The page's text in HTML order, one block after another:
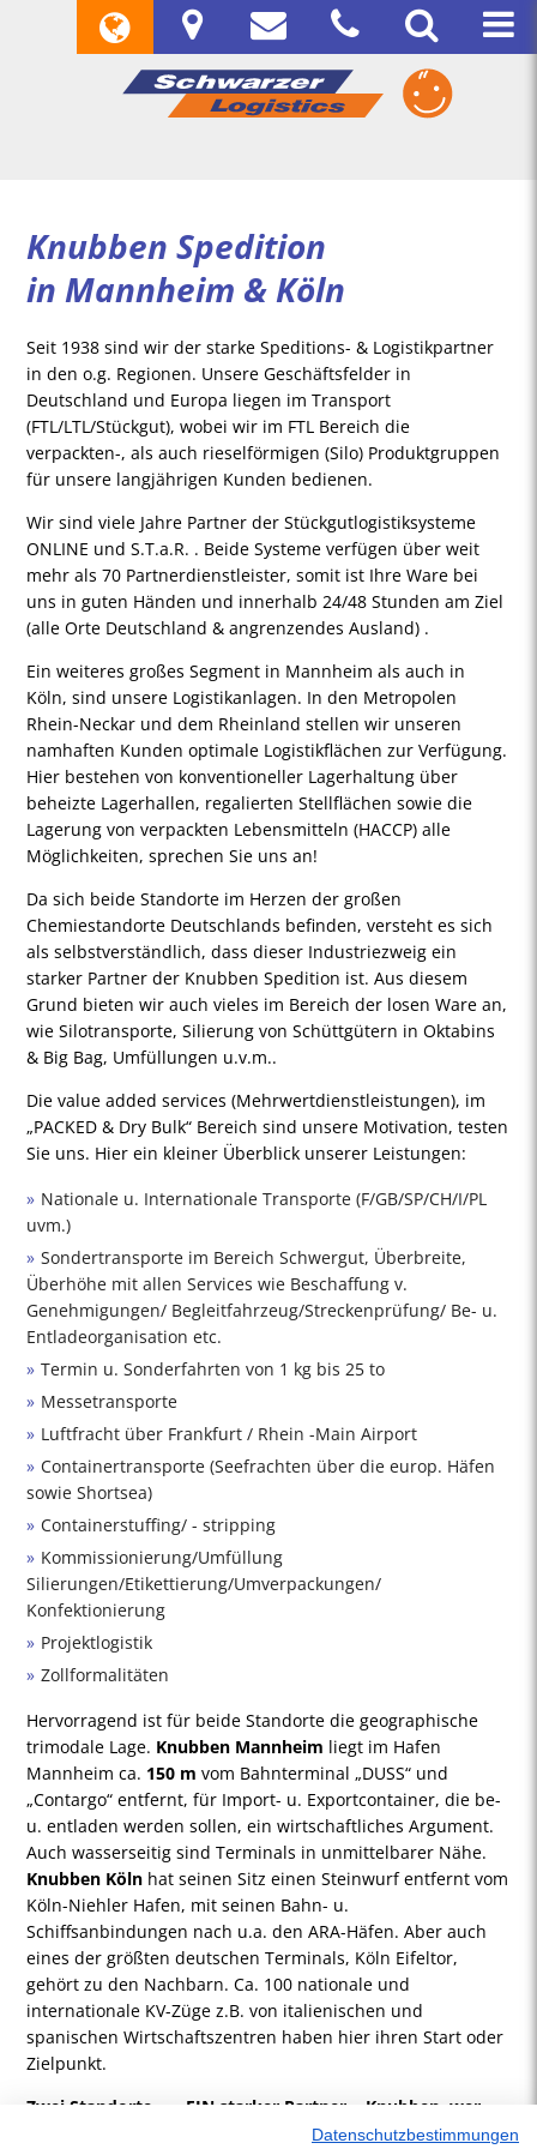
Knubben Spedition
in Mannheim & Köln
Seit 1938 sind wir der starke Speditions- & Logistikpartner
in den o.g. Regionen. Unsere Geschäftsfelder in
Deutschland und Europa liegen im Transport
(FTL/LTL/Stückgut), wobei wir im FTL Bereich die
verpackten-, als auch rieselförmigen (Silo) Produktgruppen
für unsere langjährigen Kunden bedienen.
Wir sind viele Jahre Partner der Stückgutlogistiksysteme
ONLINE und S.T.a.R. . Beide Systeme verfügen über weit
mehr als 70 Partnerdienstleister, somit ist Ihre Ware bei
uns in guten Händen und innerhalb 24/48 Stunden am Ziel
(alle Orte Deutschland & angrenzendes Ausland) .
Ein weiteres großes Segment in Mannheim als auch in
Köln, sind unsere Logistikanlagen. In den Metropolen
Rhein-Neckar und dem Rheinland stellen wir unseren
namhaften Kunden optimale Logistikflächen zur Verfügung.
Hier bestehen von konventioneller Lagerhaltung über
beheizte Lagerhallen, regalierten Stellflächen sowie die
Lagerung von verpackten Lebensmitteln (HACCP) alle
Möglichkeiten, sprechen Sie uns an!
Da sich beide Standorte im Herzen der großen
Chemiestandorte Deutschlands befinden, versteht es sich
als selbstverständlich, dass dieser Industriezweig ein
starker Partner der Knubben Spedition ist. Aus diesem
Grund bieten wir auch vieles im Bereich der losen Ware an,
wie Silotransporte, Silierung von Schüttgütern in Oktabins
& Big Bag, Umfüllungen u.v.m..
Die value added services (Mehrwertdienstleistungen), im
„PACKED & Dry Bulk“ Bereich sind unsere Motivation, testen
Sie uns. Hier ein kleiner Überblick unserer Leistungen:
Nationale u. Internationale Transporte (F/GB/SP/CH/I/PL
uvm.)
Sondertransporte im Bereich Schwergut, Überbreite,
Überhöhe mit allen Services wie Beschaffung v.
Genehmigungen/ Begleitfahrzeug/Streckenprüfung/ Be- u.
Entladeorganisation etc.
Termin u. Sonderfahrten von 1 kg bis 25 to
Messetransporte
Luftfracht über Frankfurt / Rhein -Main Airport
Containertransporte (Seefrachten über die europ. Häfen
sowie Shortsea)
Containerstuffing/ - stripping
Kommissionierung/Umfüllung
Silierungen/Etikettierung/Umverpackungen/
Konfektionierung
Projektlogistik
Zollformalitäten
Hervorragend ist für beide Standorte die geographische
trimodale Lage. Knubben Mannheim liegt im Hafen
Mannheim ca. 150 m vom Bahnterminal „DUSS“ und
„Contargo“ entfernt, für Import- u. Exportcontainer, die be-
u. entladen werden sollen, ein wirtschaftliches Argument.
Auch wasserseitig sind Terminals in unmittelbarer Nähe.
Knubben Köln hat seinen Sitz einen Steinwurf entfernt vom
Köln-Niehler Hafen, mit seinen Bahn- u.
Schiffsanbindungen nach u.a. den ARA-Häfen. Aber auch
eines der größten deutschen Terminals, Köln Eifeltor,
gehört zu den Nachbarn. Ca. 100 nationale und
internationale KV-Züge z.B. von italienischen und
spanischen Wirtschaftszentren haben hier ihren Start oder
Zielpunkt.
Zwei Standorte ……EIN starker Partner….Knubben, wer
Datenschutzbestimmungen